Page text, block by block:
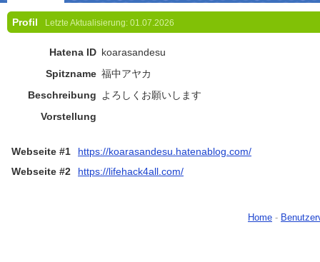
Profil Letzte Aktualisierung: 01.07.2026
Hatena ID koarasandesu
Spitzname 福中アヤカ
Beschreibung よろしくお願いします
Vorstellung
Webseite #1
https://koarasandesu.hatenablog.com/
Webseite #2
https://lifehack4all.com/
Home -